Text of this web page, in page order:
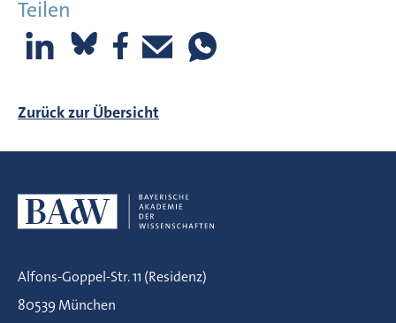
Teilen
Zurück zur Übersicht
Alfons-Goppel-Str. 11 (Residenz)
80539 München